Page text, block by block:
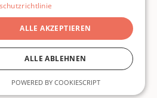
Beiträge
Über Uns
ALLE AKZEPTIEREN
ALLE ABLEHNEN
POWERED BY COOKIESCRIPT